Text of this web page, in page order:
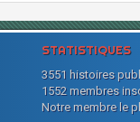
STATISTIQUES
3551 histoires
1552 membres
Notre membre le